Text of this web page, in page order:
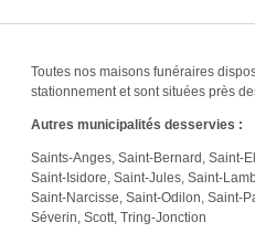
Toutes nos maisons funéraires
stationnement et sont situées près
Autres municipalités desservies :
Saints-Anges Saint-Bernard Saint-
Saint-Isidore Saint-Jules Saint-
Saint-Narcisse Saint-Odilon Saint-
Séverin Scott Tring-Jonction